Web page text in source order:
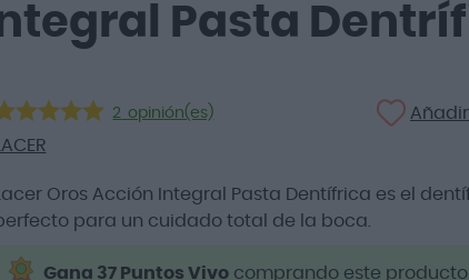
Pasta
2 opinión(es)
Oros Acción Integral Pasta Dentífrica es el
para un cuidado total de la boca.
Gana 37 Puntos Vivo comprando este producto